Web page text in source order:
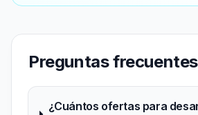
Preguntas frecuentes
¿Cuántos ofertas para